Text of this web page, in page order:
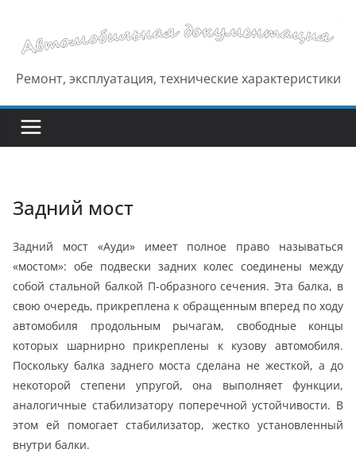
содержимому
Ремонт, эксплуатация, технические характеристики
Задний мост
Задний мост «Ауди» имеет полное право называться
«мостом»: обе подвески задних колес соединены между
собой стальной балкой П-образного сечения. Эта балка, в
свою очередь, прикреплена к обращенным вперед по ходу
автомобиля продольным рычагам, свободные концы
которых шарнирно прикреплены к кузову автомобиля.
Поскольку балка заднего моста сделана не жесткой, а до
некоторой степени упругой, она выполняет функции,
аналогичные стабилизатору поперечной устойчивости. В
этом ей помогает стабилизатор, жестко установленный
внутри балки.